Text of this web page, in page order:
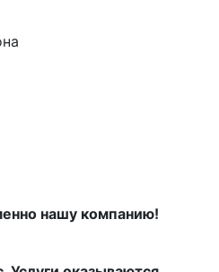
нашу компанию!